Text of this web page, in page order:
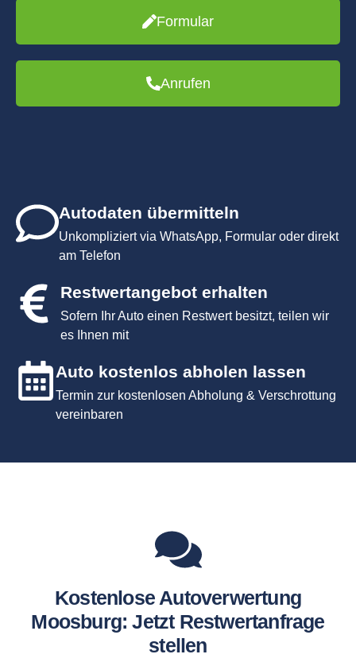
Formular
Anrufen
Autodaten übermitteln
Unkompliziert via WhatsApp, Formular oder direkt
am Telefon
Restwertangebot erhalten
Sofern Ihr Auto einen Restwert besitzt, teilen wir
es Ihnen mit
Auto kostenlos abholen lassen
Termin zur kostenlosen Abholung & Verschrottung
vereinbaren
Kostenlose Autoverwertung
Moosburg: Jetzt Restwertanfrage
stellen